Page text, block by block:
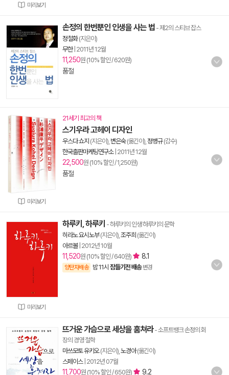
미리보기
손정의 한번뿐인 인생을 사는 법 - 제2의 스티브 잡스
정철화(지은이)
무한| 2011년 12월
11,250원 (10% 할인 / 620원)
품절
미리보기
21세기 최고의 책
스기우라 고헤이 디자인
우스다 쇼지 (지은이), 변은숙(옮긴이), 정병규(감수)
한국출판마케팅연구소| 2011년 12월
22,500원 (10% 할인 / 1,250원)
품절
미리보기
하루키, 하루키 - 하루키의 인생 하루키의 문학
히라노 요시노부(지은이), 조주희 (옮긴이)
아르볼| 2012년 10월
11,520원 (10% 할인 / 640원) 8.1
양탄자배송 밤 11시 잠들기전 배송 변경
뜨거운 가슴으로 세상을 훔쳐라- 소프트뱅크 손정의 회
장의 경영 철학
마쓰모토 유키오(지은이), 노경아(옮긴이)
스페이스| 2012년 07월
11,700원 (10% 할인 / 650원)
9.2